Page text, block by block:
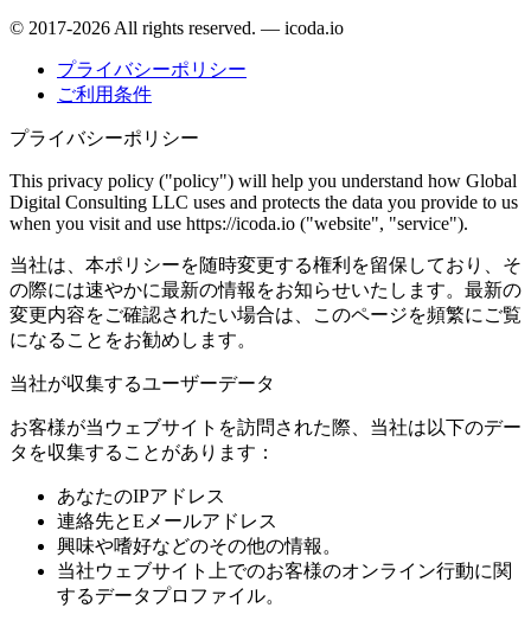
© 2017-2026 All rights reserved. — icoda.io
プライバシーポリシー
ご利用条件
プライバシーポリシー
This privacy policy ("policy") will help you understand how Global
Digital Consulting LLC uses and protects the data you provide to us
when you visit and use https://icoda.io ("website", "service").
当社は、本ポリシーを随時変更する権利を留保しており、そ
の際には速やかに最新の情報をお知らせいたします。最新の
変更内容をご確認されたい場合は、このページを頻繁にご覧
になることをお勧めします。
当社が収集するユーザーデータ
お客様が当ウェブサイトを訪問された際、当社は以下のデー
タを収集することがあります：
あなたのIPアドレス
連絡先とEメールアドレス
興味や嗜好などのその他の情報。
当社ウェブサイト上でのお客様のオンライン行動に関
するデータプロファイル。